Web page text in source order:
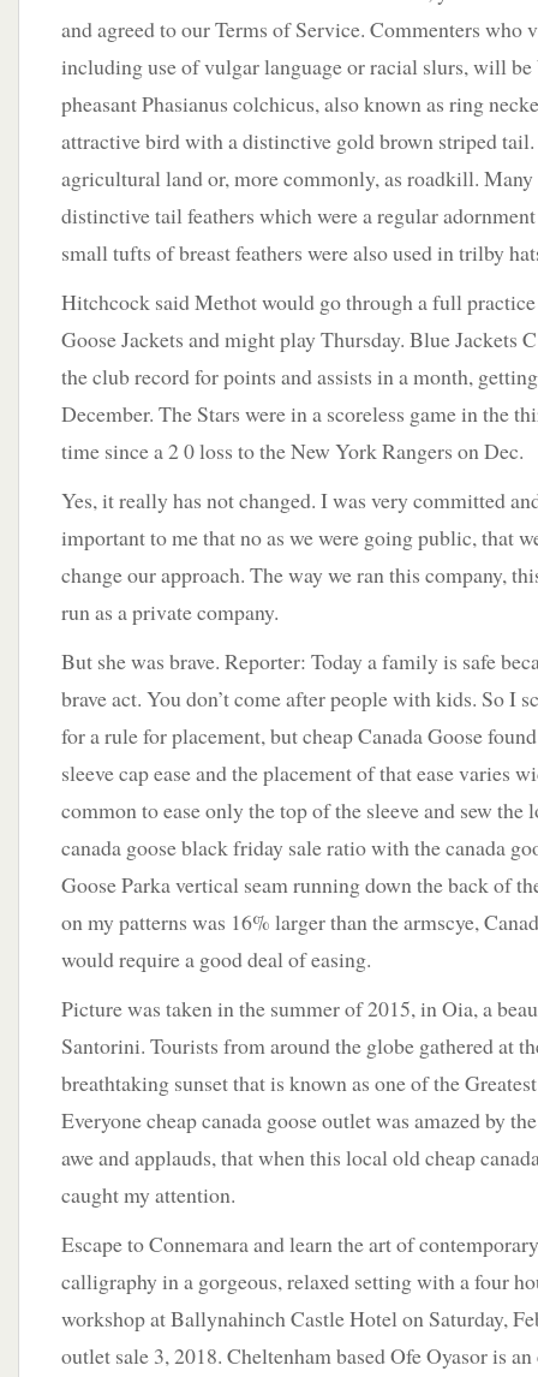
and agreed to our Terms of Service. Commenters who
including use of vulgar language or racial slurs, will be
pheasant Phasianus colchicus, also known as ring
attractive bird with a distinctive gold brown striped
agricultural land or, more commonly, as roadkill.
distinctive tail feathers which were a regular adornment
small tufts of breast feathers were also used in trilby
Hitchcock said Methot would go through a full practice
Goose Jackets and might play Thursday. Blue Jackets
the club record for points and assists in a month,
December. The Stars were in a scoreless game in the
time since a 2 0 loss to the New York Rangers on Dec.
Yes, it really has not changed. I was very committed
important to me that no as we were going public, that
change our approach. The way we ran this company,
run as a private company.
But she was brave. Reporter: Today a family is safe
brave act. You don’t come after people with kids. So I
for a rule for placement, but cheap Canada Goose
sleeve cap ease and the placement of that ease varies
common to ease only the top of the sleeve and sew the
canada goose black friday sale ratio with the canada
Goose Parka vertical seam running down the back of
on my patterns was 16% larger than the armscye,
would require a good deal of easing.
Picture was taken in the summer of 2015, in Oia, a
Santorini. Tourists from around the globe gathered at
breathtaking sunset that is known as one of the
Everyone cheap canada goose outlet was amazed by
awe and applauds, that when this local old cheap
caught my attention.
Escape to Connemara and learn the art of
calligraphy in a gorgeous, relaxed setting with a four
workshop at Ballynahinch Castle Hotel on Saturday,
outlet sale 3, 2018. Cheltenham based Ofe Oyasor is